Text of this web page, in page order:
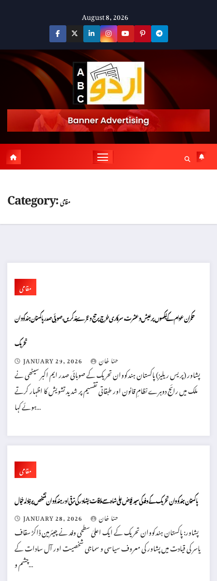
August 8, 2026
Category:مقامی
مقامی
حکمران عوام کے ٹیکسوں پر عیش وعشرت، سرکاری خرچ پر حج و عمرے بند کریں، صوبائی صدر پاکستان ہندکووان
تحریک
JANUARY 29, 2026
حنا خان
پشاور (پریس ریلیز) پاکستان ہندکووان تحریک کے صوبائی صدر ایم اکبر سیٹھی نے
ملک میں رائج دوہرے نظامِ قانون اور طبقاتی تقسیم پر شدید تشویش کا اظہار کرتے
ہوئے کہا…
مقامی
پاکستان ہندکووان تحریک کے وفد کی سید فیاض علی شاہ سے ملاقات: پشاور کی ترقی اور ہندکووان تشخص پر تبادلہ خیال
JANUARY 28, 2026
حنا خان
پشاور: پاکستان ہندکووان تحریک کے ایک اعلیٰ سطحی وفد نے چیئرمین ڈاکڑ سقاف
یاسر کی قیادت میں پشاور کی معروف سیاسی و سماجی شخصیت اور آل سادات کے
چشم و…